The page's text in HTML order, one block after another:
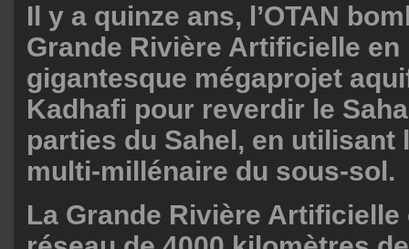
Il y a quinze ans, l’OTAN
Grande Rivière Artificielle en
gigantesque mégaprojet
Kadhafi pour reverdir le
parties du Sahel, en utilisant
multi-millénaire du sous-sol.
La Grande Rivière